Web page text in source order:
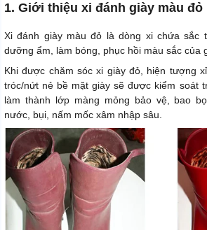
1. Giới thiệu xi đánh giày màu đỏ
Xi đánh giày màu đỏ là dòng xi chứa sắc
dưỡng ẩm, làm bóng, phục hồi màu sắc của
Khi được chăm sóc xi giày đỏ, hiện tượng
tróc/nứt nẻ bề mặt giày sẽ được kiểm soát
làm thành lớp màng mỏng bảo vệ, bao
nước, bụi, nấm mốc xâm nhập sâu.